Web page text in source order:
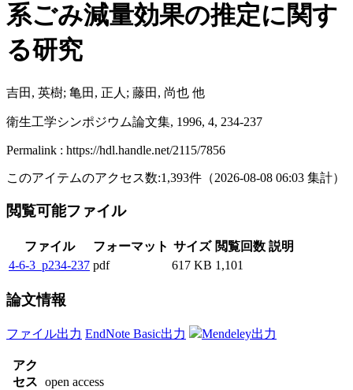
系ごみ減量効果の推定に関す
る研究
吉田, 英樹; 亀田, 正人; 藤田, 尚也 他
衛生工学シンポジウム論文集, 1996, 4, 234-237
Permalink : https://hdl.handle.net/2115/7856
このアイテムのアクセス数:1,393件 （2026-08-08 06:03 集計）
閲覧可能ファイル
ファイル フォーマット サイズ 閲覧回数 説明
4-6-3_p234-237 pdf 617 KB 1,101
論文情報
ファイル出力 EndNote Basic出力 Mendeley出力
アク
セス open access